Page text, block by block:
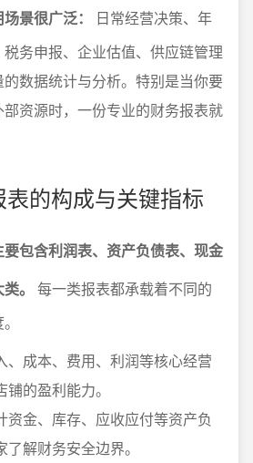
景很广泛：
日常经营决策、年
务申报、企业估值、供应链管理
数据统计与分析。特别是当你要
资源时，一份专业的财务报表就
的构成与关键指标
包含利润表、资产负债表、现金
。
每一类报表都承载着不同的
、成本、费用、利润等核心经营
的盈利能力。
资金、库存、应收应付等资产负
解财务安全边界。